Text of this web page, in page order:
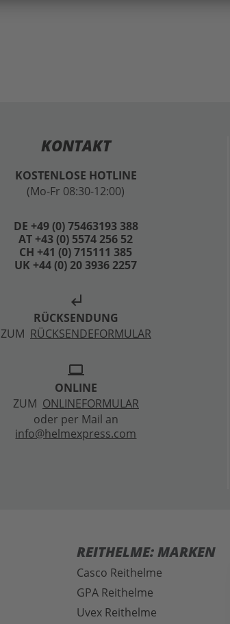
KONTAKT
KOSTENLOSE HOTLINE
(Mo-Fr 08:30-12:00)
DE +49 (0) 75463193 388
AT +43 (0) 5574 256 52
CH +41 (0) 715111 385
UK +44 (0) 20 3936 2257
subdirectory_arrow_left
RÜCKSENDUNG
ZUM RÜCKSENDEFORMULAR
laptop
ONLINE
ZUM ONLINEFORMULAR
oder per Mail an
info@helmexpress.com
REITHELME: MARKEN
Casco Reithelme
GPA Reithelme
Uvex Reithelme